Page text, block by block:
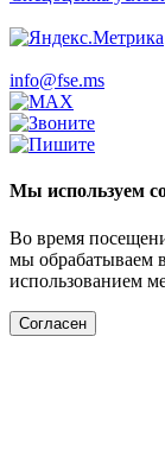
info@fse.ms
Мы используем
Во время
мы обрабатываем
использованием
Согласен